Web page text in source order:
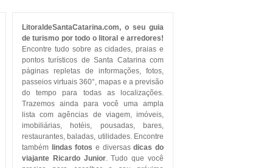
LitoraldeSantaCatarina.com, o seu guia
de turismo por todo o litoral e arredores!
Encontre tudo sobre as cidades, praias e
pontos turísticos de Santa Catarina com
páginas repletas de informações, fotos,
passeios virtuais 360°, mapas e a previsão
do tempo para todas as localizações.
Trazemos ainda para você uma ampla
lista com agências de viagem, imóveis,
imobiliárias, hotéis, pousadas, bares,
restaurantes, baladas, utilidades. Encontre
também
lindas fotos e diversasdicas do
viajante Ricardo Junior. Tudo que você